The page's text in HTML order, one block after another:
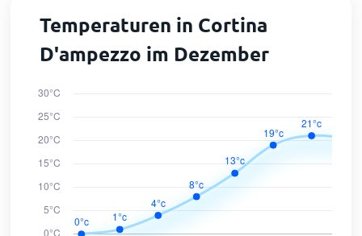
Temperaturen in Cortina
D'ampezzo im Dezember